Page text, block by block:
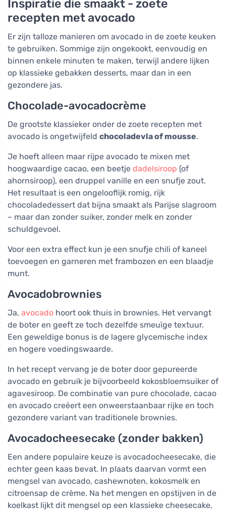
Inspiratie die smaakt - zoete
recepten met avocado
Er zijn talloze manieren om avocado in de zoete keuken
te gebruiken. Sommige zijn ongekookt, eenvoudig en
binnen enkele minuten te maken, terwijl andere lijken
op klassieke gebakken desserts, maar dan in een
gezondere jas.
Chocolade-avocadocrème
De grootste klassieker onder de zoete recepten met
avocado is ongetwijfeld chocoladevla of mousse.
Je hoeft alleen maar rijpe avocado te mixen met
hoogwaardige cacao, een beetje dadelsiroop (of
ahornsiroop), een druppel vanille en een snufje zout.
Het resultaat is een ongelooflijk romig, rijk
chocoladedessert dat bijna smaakt als Parijse slagroom
– maar dan zonder suiker, zonder melk en zonder
schuldgevoel.
Voor een extra effect kun je een snufje chili of kaneel
toevoegen en garneren met frambozen en een blaadje
munt.
Avocadobrownies
Ja, avocado hoort ook thuis in brownies. Het vervangt
de boter en geeft ze toch dezelfde smeuïge textuur.
Een geweldige bonus is de lagere glycemische index
en hogere voedingswaarde.
In het recept vervang je de boter door gepureerde
avocado en gebruik je bijvoorbeeld kokosbloemsuiker of
agavesiroop. De combinatie van pure chocolade, cacao
en avocado creëert een onweerstaanbaar rijke en toch
gezondere variant van traditionele brownies.
Avocadocheesecake (zonder bakken)
Een andere populaire keuze is avocadocheesecake, die
echter geen kaas bevat. In plaats daarvan vormt een
mengsel van avocado, cashewnoten, kokosmelk en
citroensap de crème. Na het mengen en opstijven in de
koelkast lijkt dit mengsel op een klassieke cheesecake,